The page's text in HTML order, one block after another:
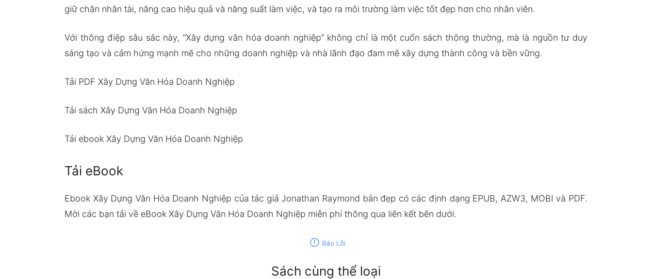
giữ chân nhân tài, nâng cao hiệu quả và năng suất làm việc, và tạo ra môi trường làm việc tốt đẹp hơn cho nhân viên.
Với thông điệp sâu sắc này, “Xây dựng văn hóa doanh nghiệp” không chỉ là một cuốn sách thông thường, mà là nguồn tư duy
sáng tạo và cảm hứng mạnh mẽ cho những doanh nghiệp và nhà lãnh đạo đam mê xây dựng thành công và bền vững.
Tải PDF Xây Dựng Văn Hóa Doanh Nghiệp
Tải sách Xây Dựng Văn Hóa Doanh Nghiệp
Tải ebook Xây Dựng Văn Hóa Doanh Nghiệp
Tải eBook
Ebook Xây Dựng Văn Hóa Doanh Nghiệp của tác giả Jonathan Raymond bản đẹp có các định dạng EPUB, AZW3, MOBI và PDF.
Mời các bạn tải về eBook Xây Dựng Văn Hóa Doanh Nghiệp miễn phí thông qua liên kết bên dưới.
report Báo Lỗi
Sách cùng thể loại